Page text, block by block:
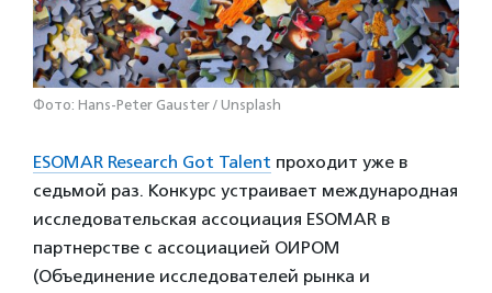
Фото: Hans-Peter Gauster / Unsplash
ESOMAR Research Got Talent проходит уже в
седьмой раз. Конкурс устраивает международная
исследовательская ассоциация ESOMAR в
партнерстве с ассоциацией ОИРОМ
(Объединение исследователей рынка и